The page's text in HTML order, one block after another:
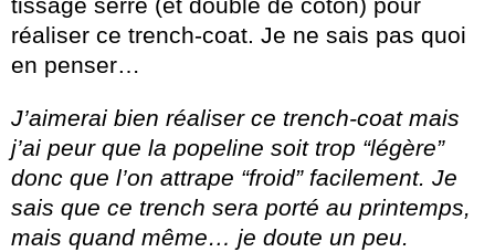
tissage serré (et doublé de coton) pour
réaliser ce trench-coat. Je ne sais pas quoi
en penser…
J’aimerai bien réaliser ce trench-coat mais
j’ai peur que la popeline soit trop “légère”
donc que l’on attrape “froid” facilement. Je
sais que ce trench sera porté au printemps,
mais quand même… je doute un peu.